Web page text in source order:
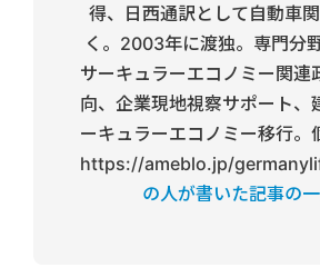
得、日西通訳として自動車
く。2003年に渡独。専門分
サーキュラーエコノミー関連
向、企業現地視察サポート、
ーキュラーエコノミー移行。
https://ameblo.jp/
の人が書いた記事の